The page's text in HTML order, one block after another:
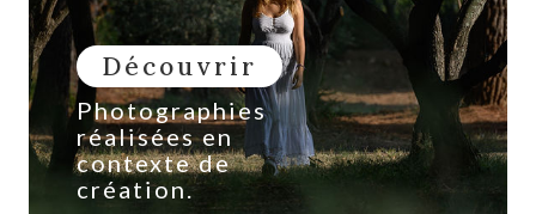
Découvrir
Photographies
réalisées en
contexte de
création.